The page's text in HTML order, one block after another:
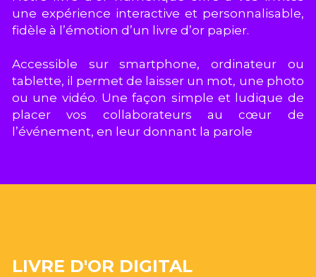
une expérience interactive et personnalisable,
fidèle à l’émotion d’un livre d’or papier.
Accessible sur smartphone, ordinateur ou
tablette, il permet de laisser un mot, une photo
ou une vidéo. Une façon simple et ludique de
placer vos collaborateurs au cœur de
l’événement, en leur donnant la parole
LIVRE D'OR DIGITAL